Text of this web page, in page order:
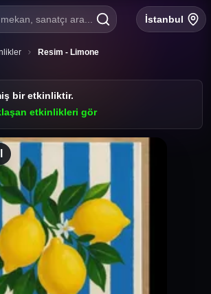
sanatçı ara... İstanbul
Resim - Limone
bir etkinliktir.
etkinlikleri gör